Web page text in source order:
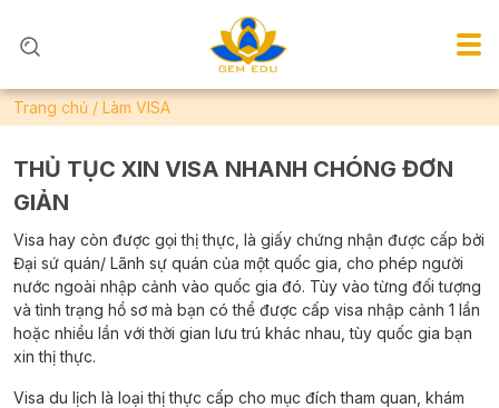
Trang chủ / Làm VISA
THỦ TỤC XIN VISA NHANH CHÓNG ĐƠN
GIẢN
Visa hay còn được gọi thị thực, là giấy chứng nhận được cấp bởi
Đại sứ quán/ Lãnh sự quán của một quốc gia, cho phép người
nước ngoài nhập cảnh vào quốc gia đó. Tùy vào từng đối tượng
và tình trạng hồ sơ mà bạn có thể được cấp visa nhập cảnh 1 lần
hoặc nhiều lần với thời gian lưu trú khác nhau, tùy quốc gia bạn
xin thị thực.
Visa du lịch là loại thị thực cấp cho mục đích tham quan, khám